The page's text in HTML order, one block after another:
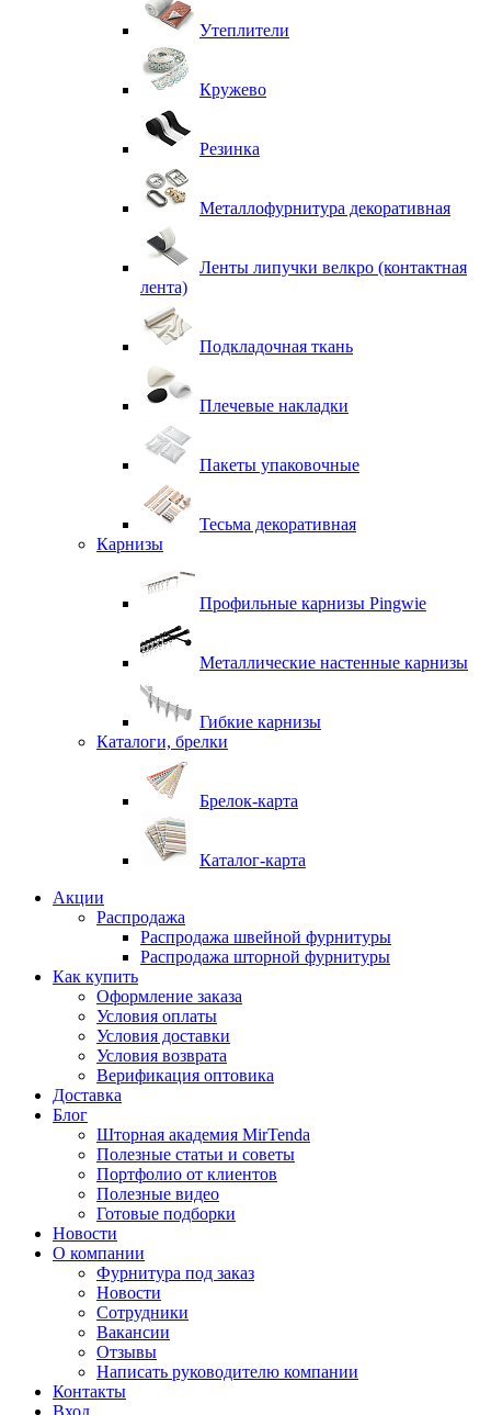
Утеплители
Кружево
Резинка
Металлофурнитура декоративная
Ленты липучки велкро (контактная
лента)
Подкладочная ткань
Плечевые накладки
Пакеты упаковочные
Тесьма декоративная
Карнизы
Профильные карнизы Pingwie
Металлические настенные карнизы
Гибкие карнизы
Каталоги, брелки
Брелок-карта
Каталог-карта
Акции
Распродажа
Распродажа швейной фурнитуры
Распродажа шторной фурнитуры
Как купить
Оформление заказа
Условия оплаты
Условия доставки
Условия возврата
Верификация оптовика
Доставка
Блог
Шторная академия MirTenda
Полезные статьи и советы
Портфолио от клиентов
Полезные видео
Готовые подборки
Новости
О компании
Фурнитура под заказ
Новости
Сотрудники
Вакансии
Отзывы
Написать руководителю компании
Контакты
Вход